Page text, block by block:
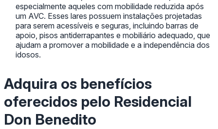
especialmente aqueles com mobilidade reduzida após
um AVC. Esses lares possuem instalações projetadas
para serem acessíveis e seguras, incluindo barras de
apoio, pisos antiderrapantes e mobiliário adequado, que
ajudam a promover a mobilidade e a independência dos
idosos.
Adquira os benefícios
oferecidos pelo Residencial
Don Benedito